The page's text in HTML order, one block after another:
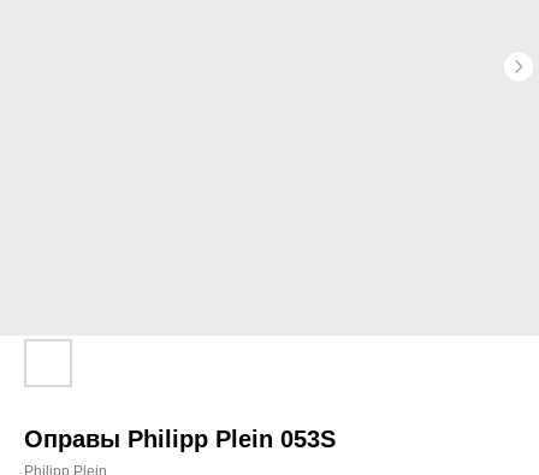
Оправы Philipp Plein 053S
Philipp Plein